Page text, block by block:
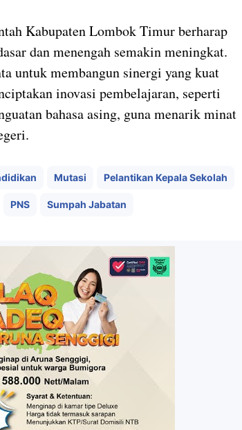
Kabupaten Lombok Timur berharap
dan menengah semakin meningkat.
untuk membangun sinergi yang kuat
inovasi pembelajaran, seperti
bahasa asing, guna menarik minat
Mutasi Pelantikan Kepala Sekolah
PNS Sumpah Jabatan